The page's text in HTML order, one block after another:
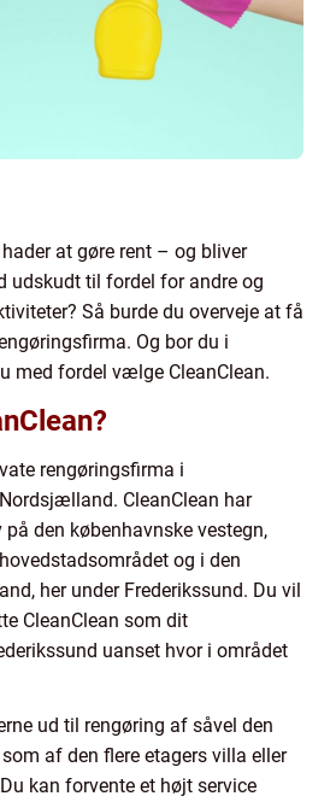
at gøre rent – og bliver
udskudt til fordel for andre og
Så burde du overveje at få
Og bor du i
med fordel vælge CleanClean.
rengøringsfirma i
CleanClean har
den københavnske vestegn,
og i den
her under Frederikssund. Du vil
CleanClean som dit
uanset hvor i området
ud til rengøring af såvel den
af den flere etagers villa eller
kan forvente et højt service